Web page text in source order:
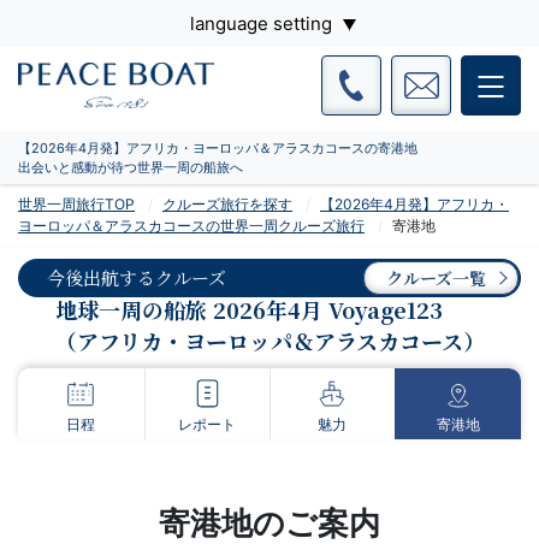
language setting
【2026年4月発】アフリカ・ヨーロッパ＆アラスカコースの寄港地
出会いと感動が待つ世界一周の船旅へ
世界一周旅行TOP クルーズ旅行を探す
【2026年4月発】アフリカ・
ヨーロッパ＆アラスカコースの世界一周クルーズ旅行
寄港地
今後出航するクルーズ クルーズ一覧
地球一周の船旅 2026年4月 Voyage123
（アフリカ・ヨーロッパ＆アラスカコース）
日程 レポート 魅力 寄港地
寄港地のご案内